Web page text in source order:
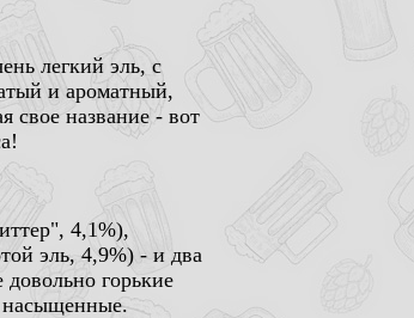
легкий эль, с
и ароматный,
свое название - вот
4,1%),
эль, 4,9%) - и два
горькие
насыщенные.